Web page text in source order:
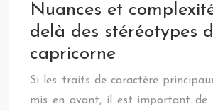
Nuances et
delà des stéréotypes
capricorne
Si les traits de caractère
mis en avant, il est important de